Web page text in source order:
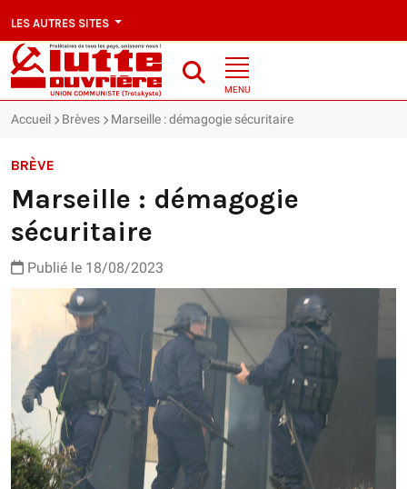
LES AUTRES SITES
MENU
Accueil Brèves Marseille : démagogie sécuritaire
BRÈVE
Marseille : démagogie
sécuritaire
Publié le 18/08/2023